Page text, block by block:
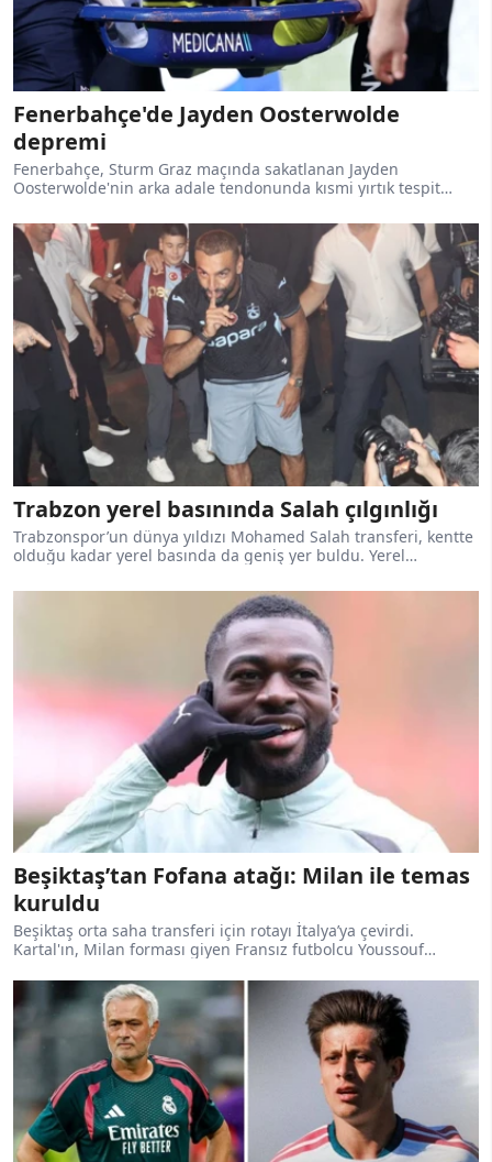
Fenerbahçe'de Jayden Oosterwolde
depremi
Fenerbahçe, Sturm Graz maçında sakatlanan Jayden
Oosterwolde'nin arka adale tendonunda kısmi yırtık tespit
sahalardan uzak kalması bekleniyor.
Trabzon yerel basınında Salah çılgınlığı
Trabzonspor’un dünya yıldızı Mohamed Salah transferi, kentte
olduğu kadar yerel basında da geniş yer buldu. Yerel
tarihi transfer olarak değerlendirirken, Trabzonspor'un dünya
futbolunda ses getiren bu transferini manşetlerine taşıdı.
Beşiktaş’tan Fofana atağı: Milan ile temas
kuruldu
Beşiktaş orta saha transferi için rotayı İtalya’ya çevirdi.
Kartal'ın, Milan forması giyen Fransız futbolcu Youssouf
sürüldü.